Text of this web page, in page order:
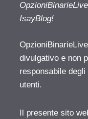
IsayBlog!
divulgativo e non
responsabile
utenti.
Il presente sito